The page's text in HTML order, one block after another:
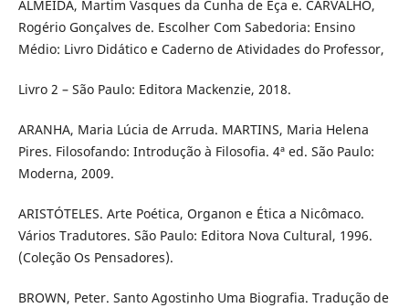
ALMEIDA, Martim Vasques da Cunha de Eça e. CARVALHO,
Rogério Gonçalves de. Escolher Com Sabedoria: Ensino
Médio: Livro Didático e Caderno de Atividades do Professor,
Livro 2 – São Paulo: Editora Mackenzie, 2018.
ARANHA, Maria Lúcia de Arruda. MARTINS, Maria Helena
Pires. Filosofando: Introdução à Filosofia. 4ª ed. São Paulo:
Moderna, 2009.
ARISTÓTELES. Arte Poética, Organon e Ética a Nicômaco.
Vários Tradutores. São Paulo: Editora Nova Cultural, 1996.
(Coleção Os Pensadores).
BROWN, Peter. Santo Agostinho Uma Biografia. Tradução de